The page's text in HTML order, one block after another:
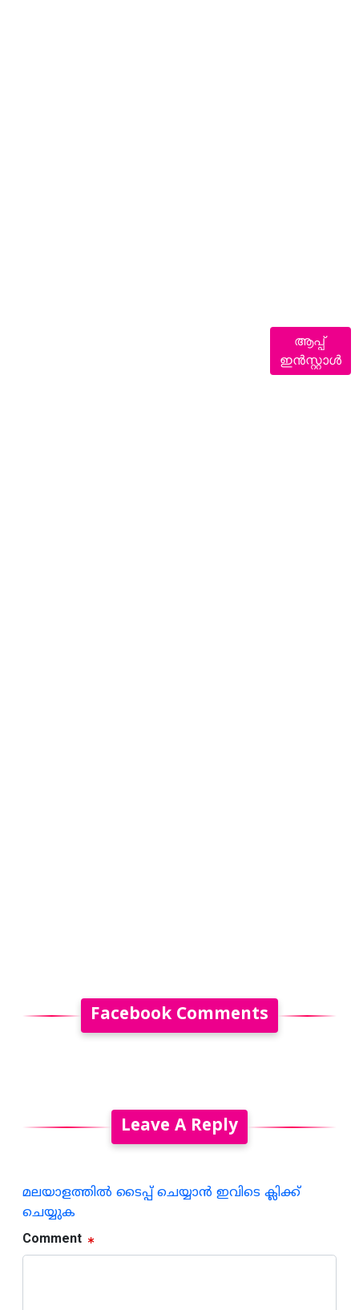
Facebook Comments
Leave A Reply
മലയാളത്തില്‍ ടൈപ്പ് ചെയ്യാന്‍ ഇവിടെ ക്ലിക്ക്
ചെയ്യുക
Comment
ആപ്പ്
ഇൻസ്റ്റാൾ